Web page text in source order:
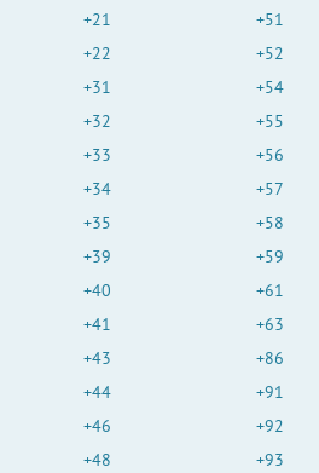
+21
+22
+31
+32
+33
+34
+35
+39
+40
+41
+43
+44
+46
+48
+51
+52
+54
+55
+56
+57
+58
+59
+61
+63
+86
+91
+92
+93